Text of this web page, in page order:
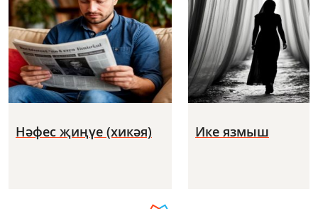
Нәфес җиңүе (хикәя) Ике язмыш